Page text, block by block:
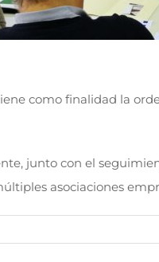
como finalidad la
junto con el
asociaciones